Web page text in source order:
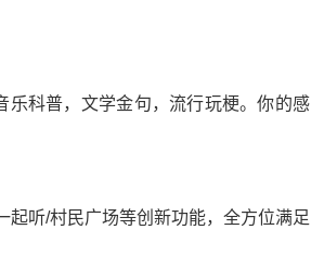
乐科普，文学金句，流行玩梗。你的感
听/村民广场等创新功能，全方位满足